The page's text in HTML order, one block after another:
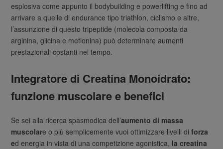
esplosiva come appunto il bodybuilding e powerlifting e fino ad
arrivare a quelle di endurance tipo triathlon, ciclismo e altre,
l’assunzione di questo tripeptide (molecola composta da
arginina, glicina e metionina) può determinare aumenti
prestazionali costanti nel tempo.
Integratore di Creatina Monoidrato:
funzione muscolare e benefici
Se sei alla ricerca spasmodica dell’aumento di massa
muscolare o più semplicemente vuoi ottimizzare livelli diforza
ed energia in vista di una competizione agonistica, la creatina